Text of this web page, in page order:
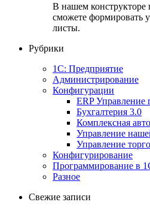
В нашем конструкторе
сможете формировать
листы.
Рубрики
1С: Предприятие
Администрирование
Конфигурации
ERP Управление
Бухгалтерия 3.0
Комплексная
Управление
Управление
Конфигурирование
Программирование в
Разное
Свежие записи